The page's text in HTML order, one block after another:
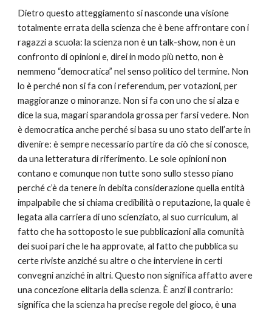
Dietro questo atteggiamento si nasconde una visione
totalmente errata della scienza che è bene affrontare con i
ragazzi a scuola: la scienza non è un talk-show, non è un
confronto di opinioni e, direi in modo più netto, non è
nemmeno “democratica” nel senso politico del termine. Non
lo è perché non si fa con i referendum, per votazioni, per
maggioranze o minoranze. Non si fa con uno che si alza e
dice la sua, magari sparandola grossa per farsi vedere. Non
è democratica anche perché si basa su uno stato dell’arte in
divenire: è sempre necessario partire da ciò che si conosce,
da una letteratura di riferimento. Le sole opinioni non
contano e comunque non tutte sono sullo stesso piano
perché c’è da tenere in debita considerazione quella entità
impalpabile che si chiama credibilità o reputazione, la quale è
legata alla carriera di uno scienziato, al suo curriculum, al
fatto che ha sottoposto le sue pubblicazioni alla comunità
dei suoi pari che le ha approvate, al fatto che pubblica su
certe riviste anziché su altre o che interviene in certi
convegni anziché in altri. Questo non significa affatto avere
una concezione elitaria della scienza. È anzi il contrario:
significa che la scienza ha precise regole del gioco, è una